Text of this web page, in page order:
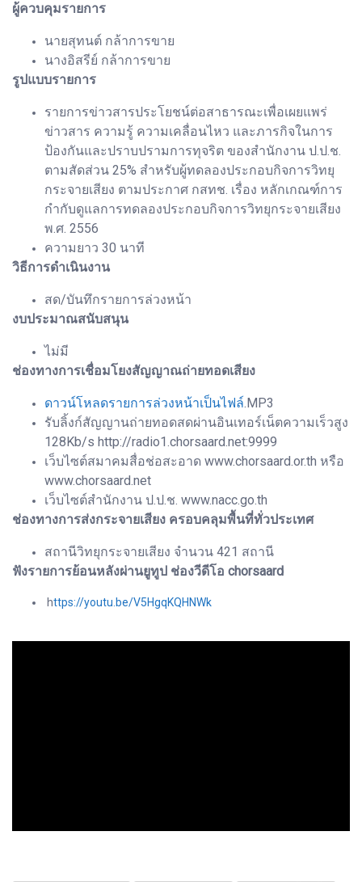
ผู้ควบคุมรายการ
นายสุทนต์ กล้าการขาย
นางอิสรีย์ กล้าการขาย
รูปแบบรายการ
รายการข่าวสารประโยชน์ต่อสาธารณะเพื่อเผยแพร่
ข่าวสาร ความรู้ ความเคลื่อนไหว และภารกิจในการ
ป้องกันและปราบปรามการทุจริต ของสำนักงาน ป.ป.ช.
ตามสัดส่วน 25% สำหรับผู้ทดลองประกอบกิจการวิทยุ
กระจายเสียง ตามประกาศ กสทช. เรื่อง หลักเกณฑ์การ
กำกับดูแลการทดลองประกอบกิจการวิทยุกระจายเสียง
พ.ศ. 2556
ความยาว 30 นาที
วิธีการดำเนินงาน
สด/บันทึกรายการล่วงหน้า
งบประมาณสนับสนุน
ไม่มี
ช่องทางการเชื่อมโยงสัญญาณถ่ายทอดเสียง
ดาวน์โหลดรายการล่วงหน้าเป็นไฟล์.MP3
รับลิ้งก์สัญญานถ่ายทอดสดผ่านอินเทอร์เน็ตความเร็วสูง
128Kb/s http://radio1.chorsaard.net:9999
เว็บไซต์สมาคมสื่อช่อสะอาด www.chorsaard.or.th หรือ
www.chorsaard.net
เว็บไซต์สำนักงาน ป.ป.ช. www.nacc.go.th
ช่องทางการส่งกระจายเสียง ครอบคลุมพื้นที่ทั่วประเทศ
สถานีวิทยุกระจายเสียง จำนวน 421 สถานี
ฟังรายการย้อนหลังผ่านยูทูป ช่องวีดีโอ chorsaard
https://youtu.be/V5HgqKQHNWk